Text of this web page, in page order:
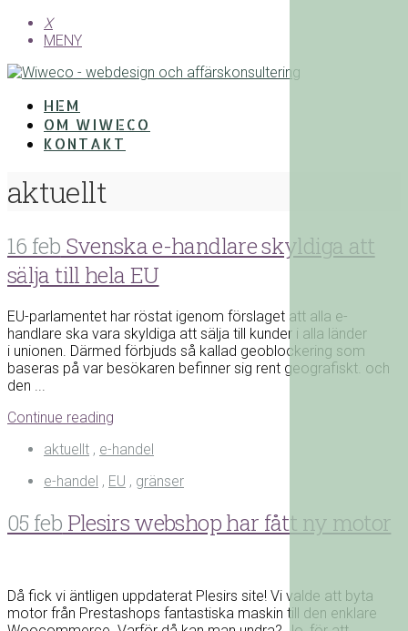
X
MENY
HEM
OM WIWECO
KONTAKT
aktuellt
16 feb Svenska e-handlare skyldiga att
sälja till hela EU
EU-parlamentet har röstat igenom förslaget att alla e-
handlare ska vara skyldiga att sälja till kunder i alla länder
i unionen. Därmed förbjuds så kallad geoblockering som
baseras på var besökaren befinner sig rent geografiskt. och
den ...
Continue reading
aktuellt , e-handel
e-handel , EU , gränser
05 feb Plesirs webshop har fått ny motor
Då fick vi äntligen uppdaterat Plesirs site! Vi valde att byta
motor från Prestashops fantastiska maskin till den enklare